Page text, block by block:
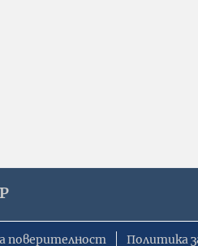
поверителност Политика